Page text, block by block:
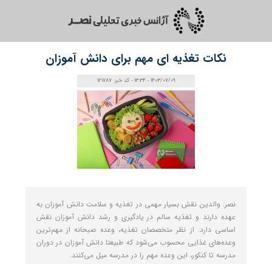
نکات تغذیه‌ ای مهم برای دانش‌ آموزان
1403/07/09 - 13:34 - کد خبر: 121787
نصر: والدین نقش بسیار مهمی در تغذیه و سلامت دانش‌ آموزان به
عهده دارند و تغذیه سالم در یادگیری و رشد دانش ‌آموزان نقش
اساسی دارد. از نظر متخصصان تغذیه، وعده صبحانه از مهم‌ترین
وعده‌های غذایی محسوب می‌شود که طبیعتا دانش ‌آموزان در دوران
مدرسه تا کنکور، این وعده مهم را در مدرسه میل می‌کنند.